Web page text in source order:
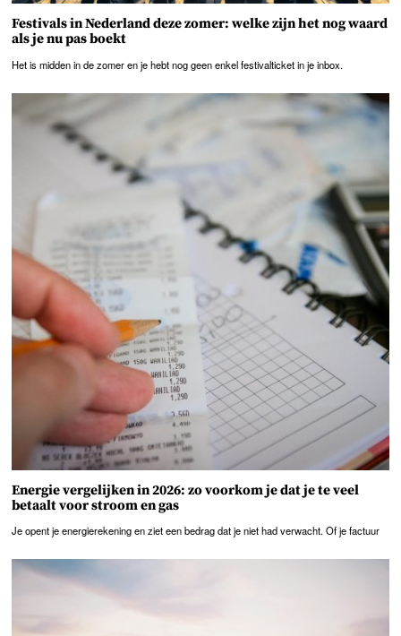
Festivals in Nederland deze zomer: welke zijn het nog waard
als je nu pas boekt
Het is midden in de zomer en je hebt nog geen enkel festivalticket in je inbox.
Energie vergelijken in 2026: zo voorkom je dat je te veel
betaalt voor stroom en gas
Je opent je energierekening en ziet een bedrag dat je niet had verwacht. Of je factuur